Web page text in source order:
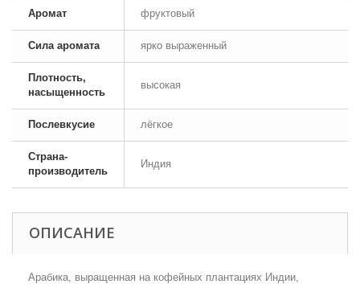
Аромат фруктовый
Сила аромата ярко выраженный
Плотность,
насыщенность
высокая
Послевкусие лёгкое
Страна-
производитель
Индия
ОПИСАНИЕ
Арабика, выращенная на кофейных плантациях Индии,